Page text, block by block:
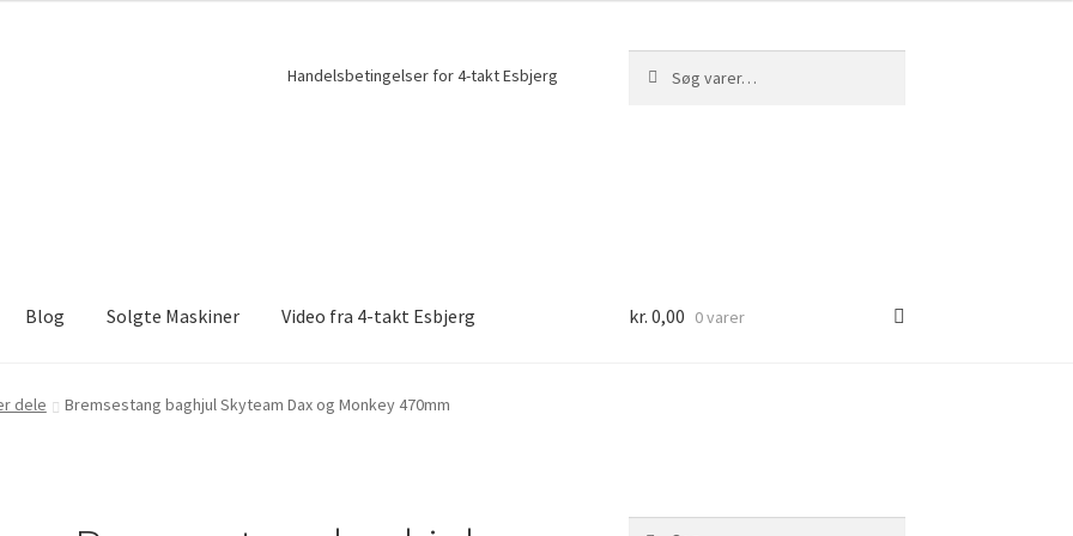
Handelsbetingelser for 4-takt Esbjerg
efter:
Blog Solgte Maskiner Video fra 4-takt Esbjerg kr. 0,00 0 varer
dele Bremsestang baghjul Skyteam Dax og Monkey 470mm